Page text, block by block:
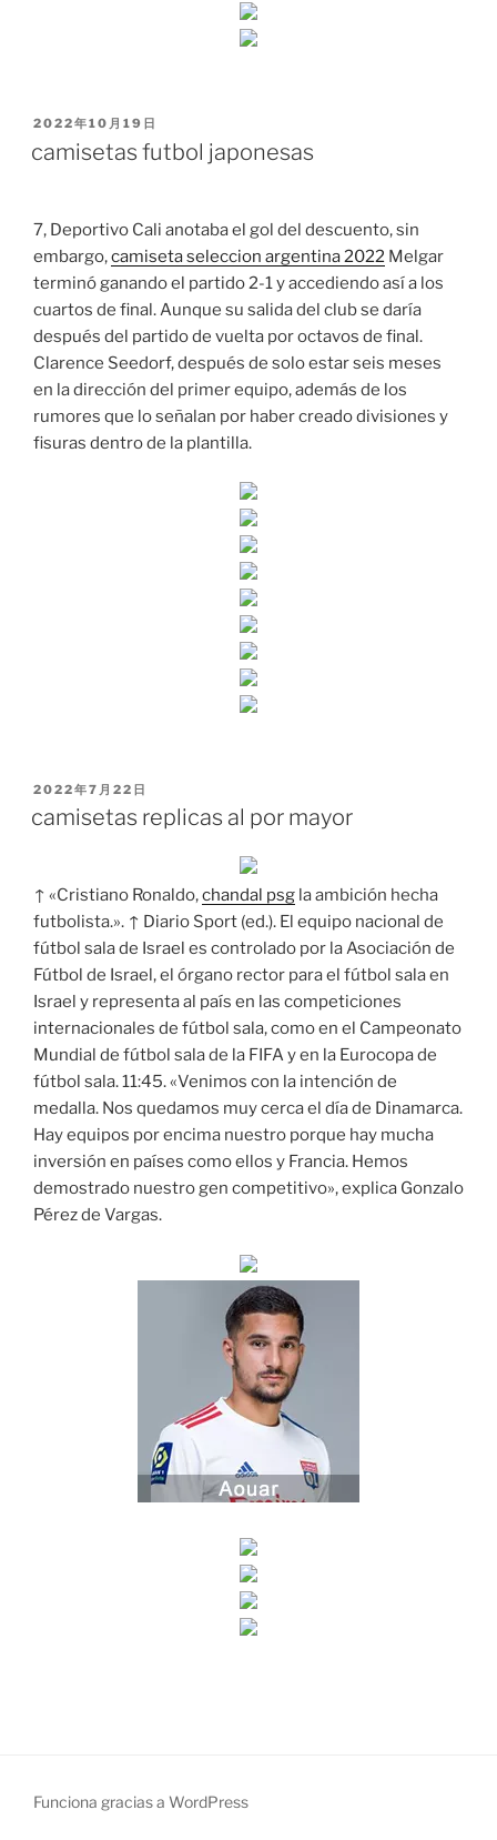
PUBLICADO
2022年10月19日
camisetas futbol japonesas
7, Deportivo Cali anotaba el gol del descuento, sin
embargo,camiseta seleccion argentina 2022 Melgar
terminó ganando el partido 2-1 y accediendo así a los
cuartos de final. Aunque su salida del club se daría
después del partido de vuelta por octavos de final.
Clarence Seedorf, después de solo estar seis meses
en la dirección del primer equipo, además de los
rumores que lo señalan por haber creado divisiones y
fisuras dentro de la plantilla.
PUBLICADO
2022年7月22日
camisetas replicas al por mayor
↑ «Cristiano Ronaldo,chandal psg la ambición hecha
futbolista.». ↑ Diario Sport (ed.). El equipo nacional de
fútbol sala de Israel es controlado por la Asociación de
Fútbol de Israel, el órgano rector para el fútbol sala en
Israel y representa al país en las competiciones
internacionales de fútbol sala, como en el Campeonato
Mundial de fútbol sala de la FIFA y en la Eurocopa de
fútbol sala. 11:45. «Venimos con la intención de
medalla. Nos quedamos muy cerca el día de Dinamarca.
Hay equipos por encima nuestro porque hay mucha
inversión en países como ellos y Francia. Hemos
demostrado nuestro gen competitivo», explica Gonzalo
Pérez de Vargas.
Funciona gracias a WordPress